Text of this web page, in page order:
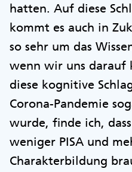
hatten. Auf diese
kommt es auch in
so sehr um das
wenn wir uns darauf
diese kognitive
Corona-Pandemie
wurde, finde ich,
weniger PISA und
Charakterbildung